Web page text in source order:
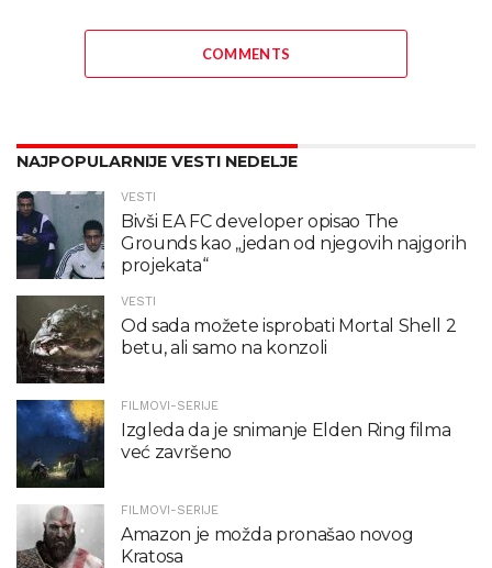
COMMENTS
NAJPOPULARNIJE VESTI NEDELJE
VESTI
Bivši EA FC developer opisao The
Grounds kao „jedan od njegovih najgorih
projekata“
VESTI
Od sada možete isprobati Mortal Shell 2
betu, ali samo na konzoli
FILMOVI-SERIJE
Izgleda da je snimanje Elden Ring filma
već završeno
FILMOVI-SERIJE
Amazon je možda pronašao novog
Kratosa